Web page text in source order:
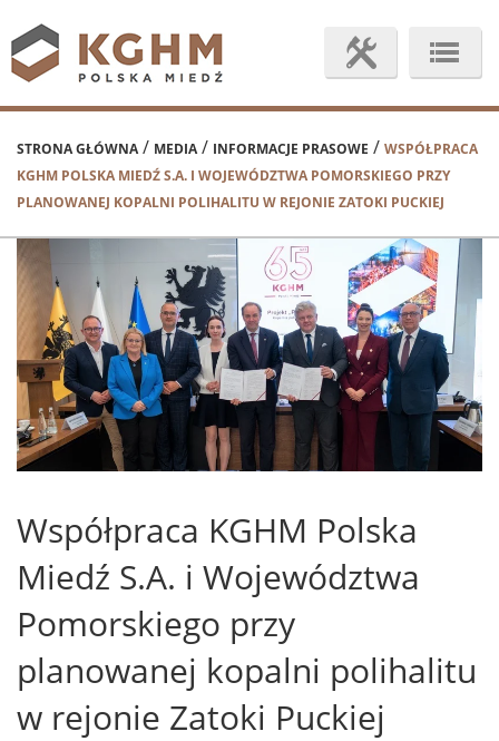
STRONA GŁÓWNA/ MEDIA/ INFORMACJE PRASOWE / WSPÓŁPRACA
KGHM POLSKA MIEDŹ S.A. I WOJEWÓDZTWA POMORSKIEGO PRZY
PLANOWANEJ KOPALNI POLIHALITU W REJONIE ZATOKI PUCKIEJ
Współpraca KGHM Polska
Miedź S.A. i Województwa
Pomorskiego przy
planowanej kopalni polihalitu
w rejonie Zatoki Puckiej